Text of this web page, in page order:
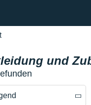
und